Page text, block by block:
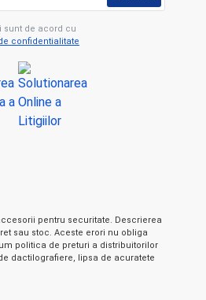
sunt de acord cu
confidentialitate
pentru securitate. Descrierea
sau stoc. Aceste erori nu obliga
politica de preturi a distribuitorilor
dactilografiere, lipsa de acuratete